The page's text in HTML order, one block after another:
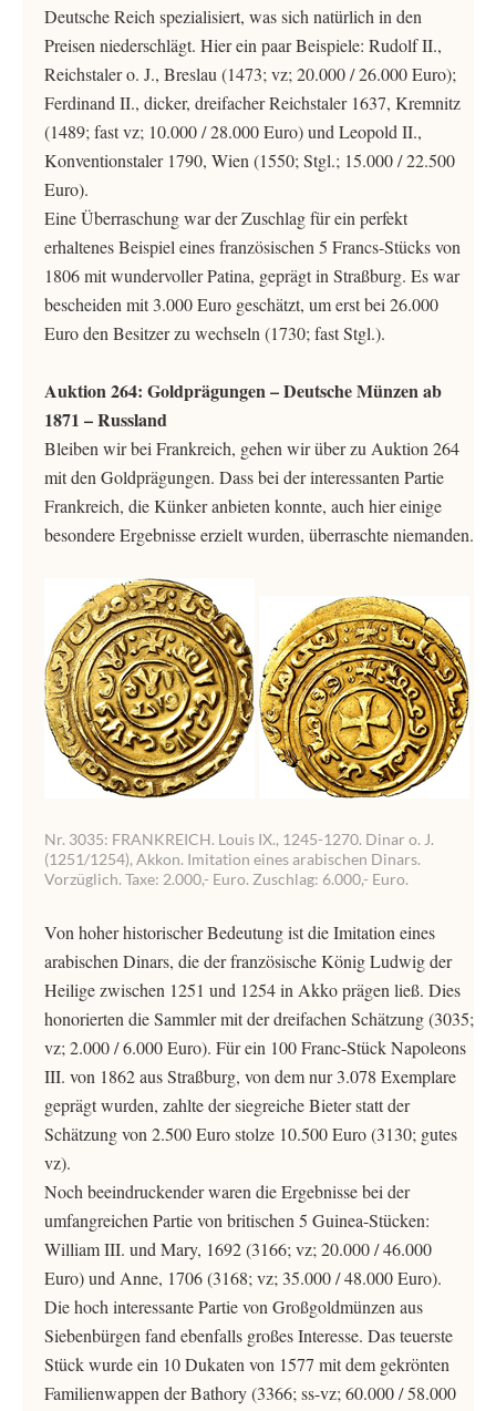
Deutsche Reich spezialisiert, was sich natürlich in den
Preisen niederschlägt. Hier ein paar Beispiele: Rudolf II.,
Reichstaler o. J., Breslau (1473; vz; 20.000 / 26.000 Euro);
Ferdinand II., dicker, dreifacher Reichstaler 1637, Kremnitz
(1489; fast vz; 10.000 / 28.000 Euro) und Leopold II.,
Konventionstaler 1790, Wien (1550; Stgl.; 15.000 / 22.500
Euro).
Eine Überraschung war der Zuschlag für ein perfekt
erhaltenes Beispiel eines französischen 5 Francs-Stücks von
1806 mit wundervoller Patina, geprägt in Straßburg. Es war
bescheiden mit 3.000 Euro geschätzt, um erst bei 26.000
Euro den Besitzer zu wechseln (1730; fast Stgl.).
Auktion 264: Goldprägungen – Deutsche Münzen ab
1871 – Russland
Bleiben wir bei Frankreich, gehen wir über zu Auktion 264
mit den Goldprägungen. Dass bei der interessanten Partie
Frankreich, die Künker anbieten konnte, auch hier einige
besondere Ergebnisse erzielt wurden, überraschte niemanden.
Nr. 3035: FRANKREICH. Louis IX., 1245-1270. Dinar o. J.
(1251/1254), Akkon. Imitation eines arabischen Dinars.
Vorzüglich. Taxe: 2.000,- Euro. Zuschlag: 6.000,- Euro.
Von hoher historischer Bedeutung ist die Imitation eines
arabischen Dinars, die der französische König Ludwig der
Heilige zwischen 1251 und 1254 in Akko prägen ließ. Dies
honorierten die Sammler mit der dreifachen Schätzung (3035;
vz; 2.000 / 6.000 Euro). Für ein 100 Franc-Stück Napoleons
III. von 1862 aus Straßburg, von dem nur 3.078 Exemplare
geprägt wurden, zahlte der siegreiche Bieter statt der
Schätzung von 2.500 Euro stolze 10.500 Euro (3130; gutes
vz).
Noch beeindruckender waren die Ergebnisse bei der
umfangreichen Partie von britischen 5 Guinea-Stücken:
William III. und Mary, 1692 (3166; vz; 20.000 / 46.000
Euro) und Anne, 1706 (3168; vz; 35.000 / 48.000 Euro).
Die hoch interessante Partie von Großgoldmünzen aus
Siebenbürgen fand ebenfalls großes Interesse. Das teuerste
Stück wurde ein 10 Dukaten von 1577 mit dem gekrönten
Familienwappen der Bathory (3366; ss-vz; 60.000 / 58.000